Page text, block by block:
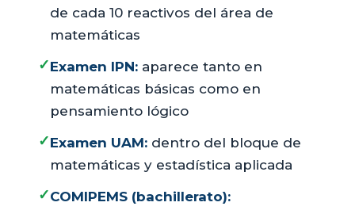
de cada 10 reactivos del área de
matemáticas
✓Examen IPN: aparece tanto en
matemáticas básicas como en
pensamiento lógico
✓Examen UAM: dentro del bloque de
matemáticas y estadística aplicada
✓COMIPEMS (bachillerato):